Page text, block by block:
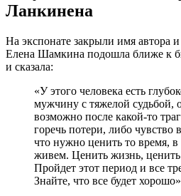
Ланкинена
На экспонате закрыли имя автора
Елена Шамкина подошла ближе к
и сказала:
«У этого человека есть
мужчину с тяжелой судьбой,
возможно после какой-то
горечь потери, либо
что нужно ценить то время,
живем. Ценить жизнь, ценить
Пройдет этот период и все
Знайте, что все будет